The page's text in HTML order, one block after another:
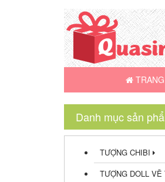
Danh mục sản
TƯỢNG CHIBI
TƯỢNG DOLL VẼ